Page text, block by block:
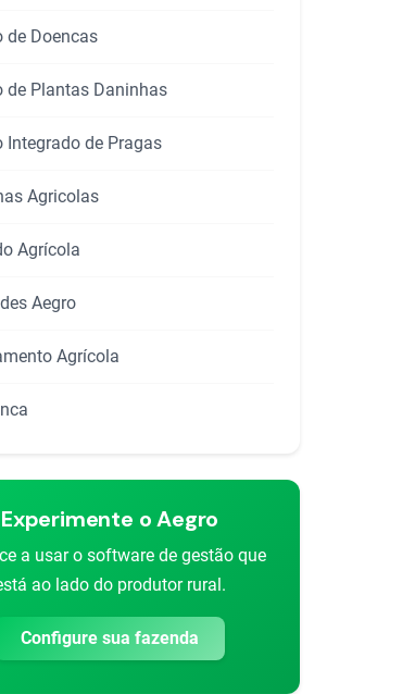
de Doencas
de Plantas Daninhas
Integrado de Pragas
Agricolas
Agrícola
Aegro
Agrícola
Experimente o Aegro
a usar o software de gestão que
ao lado do produtor rural.
Configure sua fazenda